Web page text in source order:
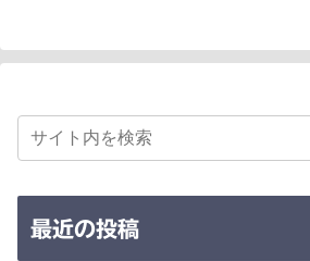
最近の投稿